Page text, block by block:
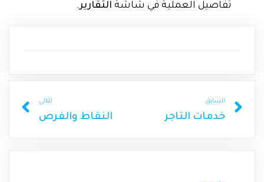
تفاصيل العملية في شاشة التقارير.
السابق
خدمات التاجر
التالي
النقاط والفرص